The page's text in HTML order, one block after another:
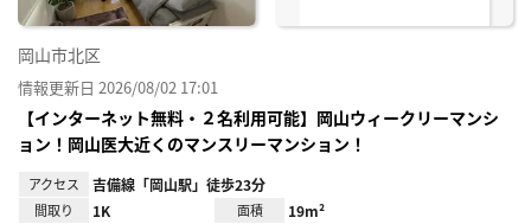
岡山市北区
情報更新日 2026/08/02 17:01
【インターネット無料・２名利用可能】岡山ウィークリーマンシ
ョン！岡山医大近くのマンスリーマンション！
アクセス 吉備線「岡山駅」徒歩23分
間取り 1K 面積 19m²